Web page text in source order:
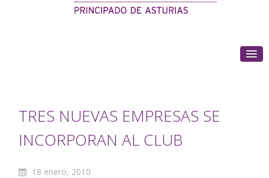
TRES NUEVAS EMPRESAS SE
INCORPORAN AL CLUB
18 enero, 2010